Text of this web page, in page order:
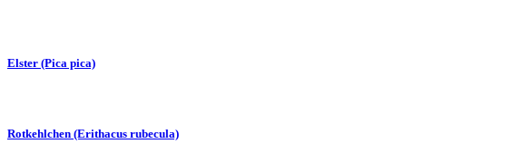
Elster (Pica pica)
Rotkehlchen (Erithacus rubecula)